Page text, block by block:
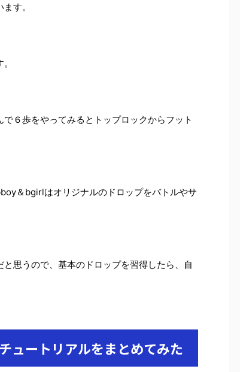
す。
６歩をやってみるとトップロックからフット
＆bgirlはオリジナルのドロップをバトルやサ
思うので、基本のドロップを習得したら、自
ュートリアルをまとめてみた